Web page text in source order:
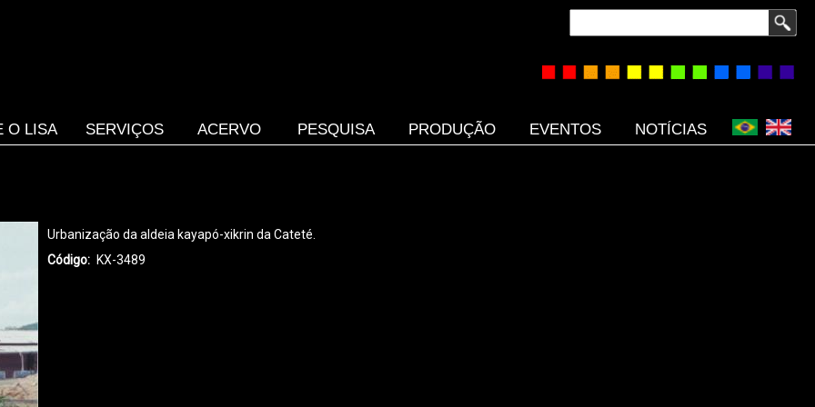
O LISA SERVIÇOS ACERVO PESQUISA PRODUÇÃO EVENTOS NOTÍCIAS
Urbanização da aldeia kayapó-xikrin da Cateté.
Código
KX-3489